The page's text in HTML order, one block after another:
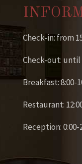
Check-in: from
Check-out: until
Breakfast: 8:00-
Restaurant:
Reception: 0:00-